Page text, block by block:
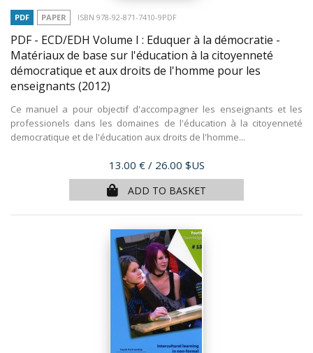
PDF PAPER ISBN 978-92-871-7410-9PDF
PDF - ECD/EDH Volume I : Eduquer à la démocratie -
Matériaux de base sur l'éducation à la citoyenneté
démocratique et aux droits de l'homme pour les
enseignants (2012)
Ce manuel a pour objectif d'accompagner les enseignants et les
professionels dans les domaines de l'éducation à la citoyenneté
democratique et de l'éducation aux droits de l'homme...
Price
13.00 € / 26.00 $US
ADD TO BASKET